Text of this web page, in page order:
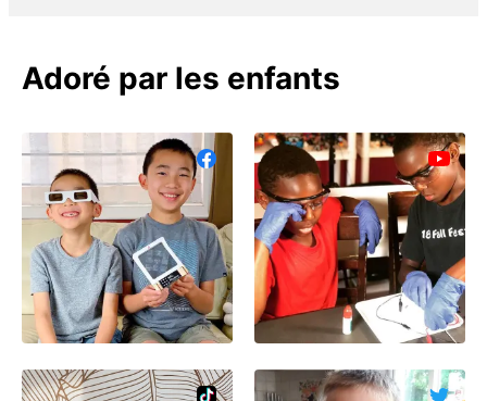
Adoré par les enfants